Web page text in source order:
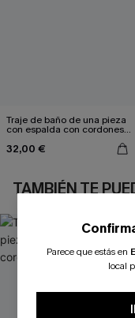
Traje de baño de una pieza
con espalda con cordones y
32,00 €
TAMBIÉN TE
Parece que estás en
local